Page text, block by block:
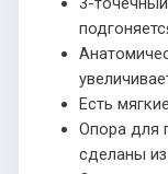
Есть
Опора для
сделаны